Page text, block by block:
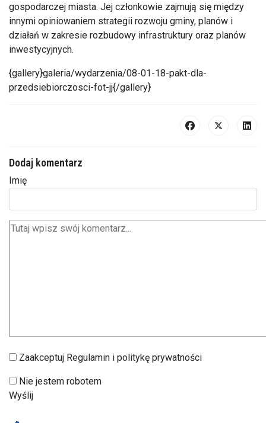
gospodarczej miasta. Jej członkowie zajmują się między
innymi opiniowaniem strategii rozwoju gminy, planów i
działań w zakresie rozbudowy infrastruktury oraz planów
inwestycyjnych.
{gallery}galeria/wydarzenia/08-01-18-pakt-dla-
przedsiebiorczosci-fot-jj{/gallery}
Dodaj komentarz
Imię
Zaakceptuj Regulamin i politykę prywatności
Nie jestem robotem
Wyślij